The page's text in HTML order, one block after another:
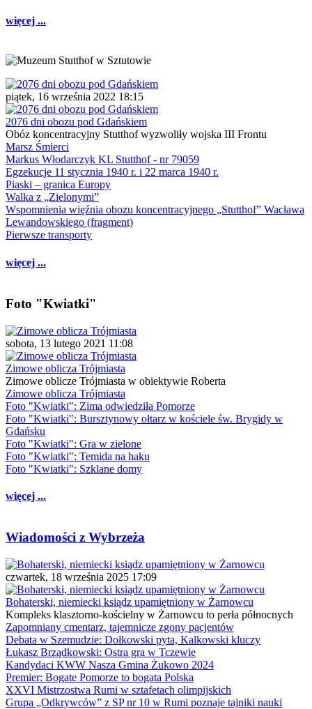
więcej ...
piątek, 16 września 2022 18:15
2076 dni obozu pod Gdańskiem
Obóz koncentracyjny Stutthof wyzwoliły wojska III Frontu
Marsz Śmierci
Markus Włodarczyk KL Stutthof - nr 79059
Egzekucje 11 stycznia 1940 r. i 22 marca 1940 r.
Piaski – granica Europy
Walka z „Zielonymi”
Wspomnienia więźnia obozu koncentracyjnego „Stutthof” Wacława
Lewandowskiego (fragment)
Pierwsze transporty
więcej ...
Foto "Kwiatki"
sobota, 13 lutego 2021 11:08
Zimowe oblicza Trójmiasta
Zimowe oblicze Trójmiasta w obiektywie Roberta
Zimowe oblicza Trójmiasta
Foto "Kwiatki": Zima odwiedziła Pomorze
Foto "Kwiatki": Bursztynowy ołtarz w kościele św. Brygidy w
Gdańsku
Foto "Kwiatki": Gra w zielone
Foto "Kwiatki": Temida na haku
Foto "Kwiatki": Szklane domy
więcej ...
Wiadomości z Wybrzeża
czwartek, 18 września 2025 17:09
Bohaterski, niemiecki ksiądz upamiętniony w Żarnowcu
Kompleks klasztorno-kościelny w Żarnowcu to perła północnych
Zapomniany cmentarz, tajemnicze zgony pacjentów
Debata w Szemudzie: Dołkowski pyta, Kalkowski kluczy
Łukasz Brządkowski: Ostra gra w Tczewie
Kandydaci KWW Nasza Gmina Żukowo 2024
Premier: Bogate Pomorze to bogata Polska
XXVI Mistrzostwa Rumi w sztafetach olimpijskich
Grupa „Odkrywców” z SP nr 10 w Rumi poznaje tajniki nauki